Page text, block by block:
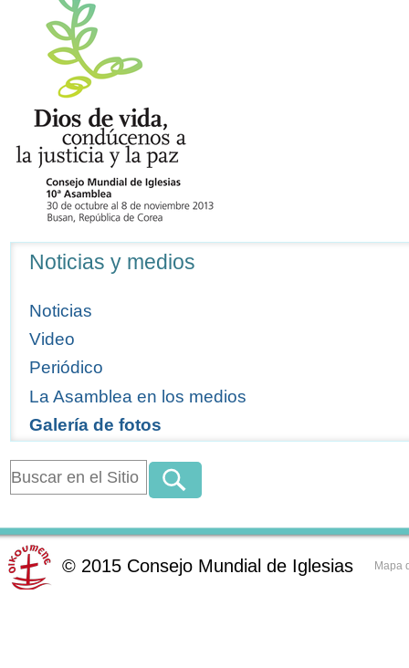
Navegación
Noticias y medios
Noticias
Video
Periódico
La Asamblea en los medios
Galería de fotos
© 2015 Consejo Mundial de Iglesias Mapa